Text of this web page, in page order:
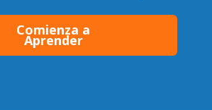
Comienza a
Aprender